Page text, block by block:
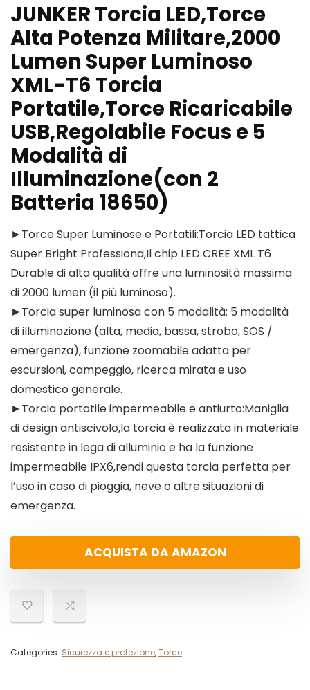
JUNKER Torcia LED,Torce
Alta Potenza Militare,2000
Lumen Super Luminoso
XML-T6 Torcia
Portatile,Torce Ricaricabile
USB,Regolabile Focus e 5
Modalità di
Illuminazione(con 2
Batteria 18650)
►Torce Super Luminose e Portatili:Torcia LED tattica
Super Bright Professiona,Il chip LED CREE XML T6
Durable di alta qualità offre una luminosità massima
di 2000 lumen (il più luminoso).
►Torcia super luminosa con 5 modalità: 5 modalità
di illuminazione (alta, media, bassa, strobo, SOS /
emergenza), funzione zoomabile adatta per
escursioni, campeggio, ricerca mirata e uso
domestico generale.
►Torcia portatile impermeabile e antiurto:Maniglia
di design antiscivolo,la torcia è realizzata in materiale
resistente in lega di alluminio e ha la funzione
impermeabile IPX6,rendi questa torcia perfetta per
l’uso in caso di pioggia, neve o altre situazioni di
emergenza.
ACQUISTA DA AMAZON
Categories: Sicurezza e protezione,Torce